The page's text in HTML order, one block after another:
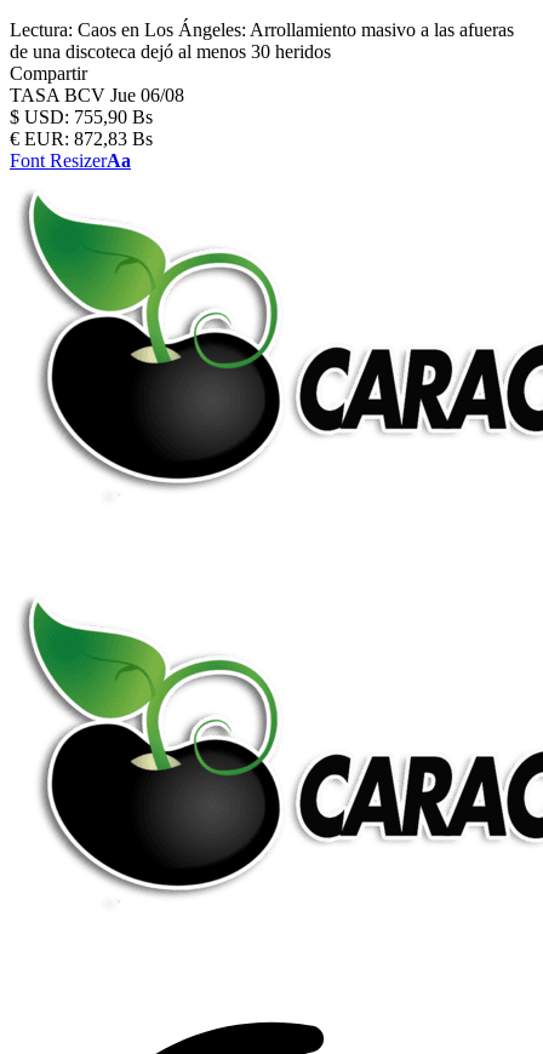
Lectura: Caos en Los Ángeles: Arrollamiento masivo a las afueras
de una discoteca dejó al menos 30 heridos
Compartir
TASA BCV Jue 06/08
$ USD: 755,90 Bs
€ EUR: 872,83 Bs
Font ResizerAa